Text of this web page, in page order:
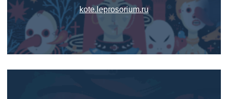
kote.leprosorium.ru